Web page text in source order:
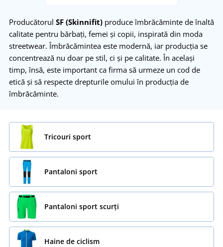
Producătorul SF (Skinnifit) produce îmbrăcăminte de înaltă
calitate pentru bărbați, femei și copii, inspirată din moda
streetwear. Îmbrăcămintea este modernă, iar producția se
concentrează nu doar pe stil, ci și pe calitate. În același
timp, însă, este important ca firma să urmeze un cod de
etică și să respecte drepturile omului în producția de
îmbrăcăminte.
Tricouri sport
Pantaloni sport
Pantaloni sport scurți
Haine de ciclism